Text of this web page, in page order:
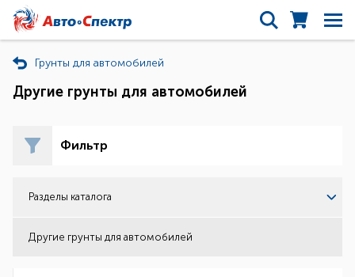
Грунты для автомобилей
Другие грунты для автомобилей
Фильтр
Разделы каталога
Другие грунты для автомобилей